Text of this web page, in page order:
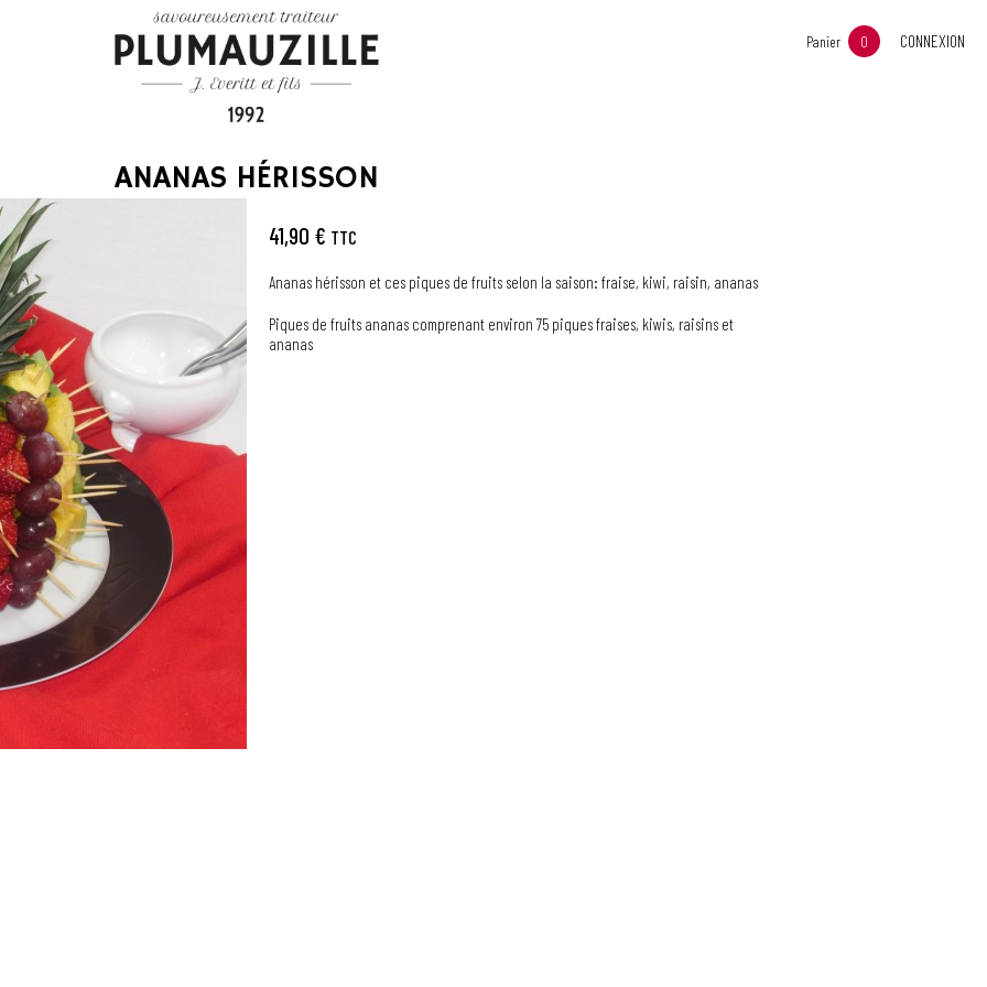
Panier 0 CONNEXION
ANANAS HÉRISSON
41,90 € TTC
Ananas hérisson et ces piques de fruits selon la saison: fraise, kiwi, raisin, ananas
Piques de fruits ananas comprenant environ 75 piques fraises, kiwis, raisins et
ananas